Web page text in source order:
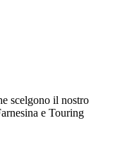
scelgono il nostro
e Touring